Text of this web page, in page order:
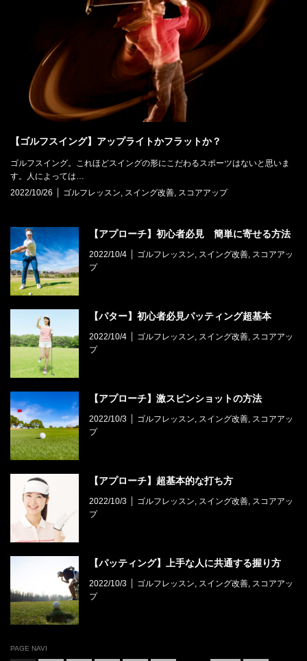
【ゴルフスイング】アップライトかフラットか？
ゴルフスイング。これほどスイングの形にこだわるスポーツはないと思いま
す。人によっては…
2022/10/26
ゴルフレッスン, スイング改善, スコアアップ
【アプローチ】初心者必見 簡単に寄せる方法
2022/10/4 ゴルフレッスン, スイング改善, スコアアッ
プ
【パター】初心者必見パッティング超基本
2022/10/4 ゴルフレッスン, スイング改善, スコアアッ
プ
【アプローチ】激スピンショットの方法
2022/10/3 ゴルフレッスン, スイング改善, スコアアッ
プ
【アプローチ】超基本的な打ち方
2022/10/3 ゴルフレッスン, スイング改善, スコアアッ
プ
【パッティング】上手な人に共通する握り方
2022/10/3 ゴルフレッスン, スイング改善, スコアアッ
プ
PAGE NAVI